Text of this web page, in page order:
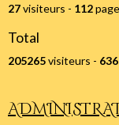
27visiteurs - 112
Total
205265visiteurs -